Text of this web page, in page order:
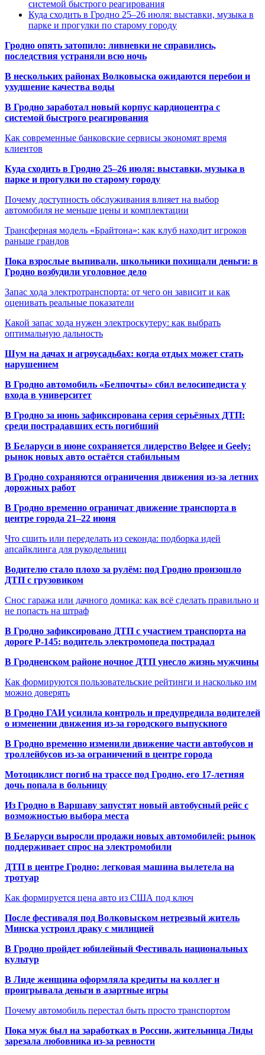
системой быстрого реагирования
Куда сходить в Гродно 25–26 июля: выставки, музыка в
парке и прогулки по старому городу
Гродно опять затопило: ливневки не справились,
последствия устраняли всю ночь
В нескольких районах Волковыска ожидаются перебои и
ухудшение качества воды
В Гродно заработал новый корпус кардиоцентра с
системой быстрого реагирования
Как современные банковские сервисы экономят время
клиентов
Куда сходить в Гродно 25–26 июля: выставки, музыка в
парке и прогулки по старому городу
Почему доступность обслуживания влияет на выбор
автомобиля не меньше цены и комплектации
Трансферная модель «Брайтона»: как клуб находит игроков
раньше грандов
Пока взрослые выпивали, школьники похищали деньги: в
Гродно возбудили уголовное дело
Запас хода электротранспорта: от чего он зависит и как
оценивать реальные показатели
Какой запас хода нужен электроскутеру: как выбрать
оптимальную дальность
Шум на дачах и агроусадьбах: когда отдых может стать
нарушением
В Гродно автомобиль «Белпочты» сбил велосипедиста у
входа в университет
В Гродно за июнь зафиксирована серия серьёзных ДТП:
среди пострадавших есть погибший
В Беларуси в июне сохраняется лидерство Belgee и Geely:
рынок новых авто остаётся стабильным
В Гродно сохраняются ограничения движения из-за летних
дорожных работ
В Гродно временно ограничат движение транспорта в
центре города 21–22 июня
Что сшить или переделать из секонда: подборка идей
апсайклинга для рукодельниц
Водителю стало плохо за рулём: под Гродно произошло
ДТП с грузовиком
Снос гаража или дачного домика: как всё сделать правильно и
не попасть на штраф
В Гродно зафиксировано ДТП с участием транспорта на
дороге Р-145: водитель электромопеда пострадал
В Гродненском районе ночное ДТП унесло жизнь мужчины
Как формируются пользовательские рейтинги и насколько им
можно доверять
В Гродно ГАИ усилила контроль и предупредила водителей
о изменении движения из-за городского выпускного
В Гродно временно изменили движение части автобусов и
троллейбусов из-за ограничений в центре города
Мотоциклист погиб на трассе под Гродно, его 17-летняя
дочь попала в больницу
Из Гродно в Варшаву запустят новый автобусный рейс с
возможностью выбора места
В Беларуси выросли продажи новых автомобилей: рынок
поддерживает спрос на электромобили
ДТП в центре Гродно: легковая машина вылетела на
тротуар
Как формируется цена авто из США под ключ
После фестиваля под Волковыском нетрезвый житель
Минска устроил драку с милицией
В Гродно пройдет юбилейный Фестиваль национальных
культур
В Лиде женщина оформляла кредиты на коллег и
проигрывала деньги в азартные игры
Почему автомобиль перестал быть просто транспортом
Пока муж был на заработках в России, жительница Лиды
зарезала любовника из-за ревности